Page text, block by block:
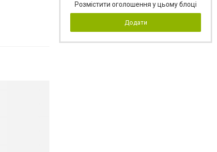
Розмістити оголошення у цьому блоці
Додати